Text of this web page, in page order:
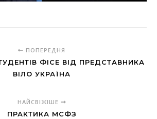
ПОПЕРЕДНЯ
ФІСЕ ВІД ПРЕДСТАВНИКА
ВІЛО УКРАЇНА
НАЙСВІЖІШЕ
ПРАКТИКА МСФЗ